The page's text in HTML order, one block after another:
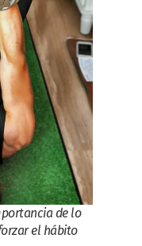
de lo
el hábito